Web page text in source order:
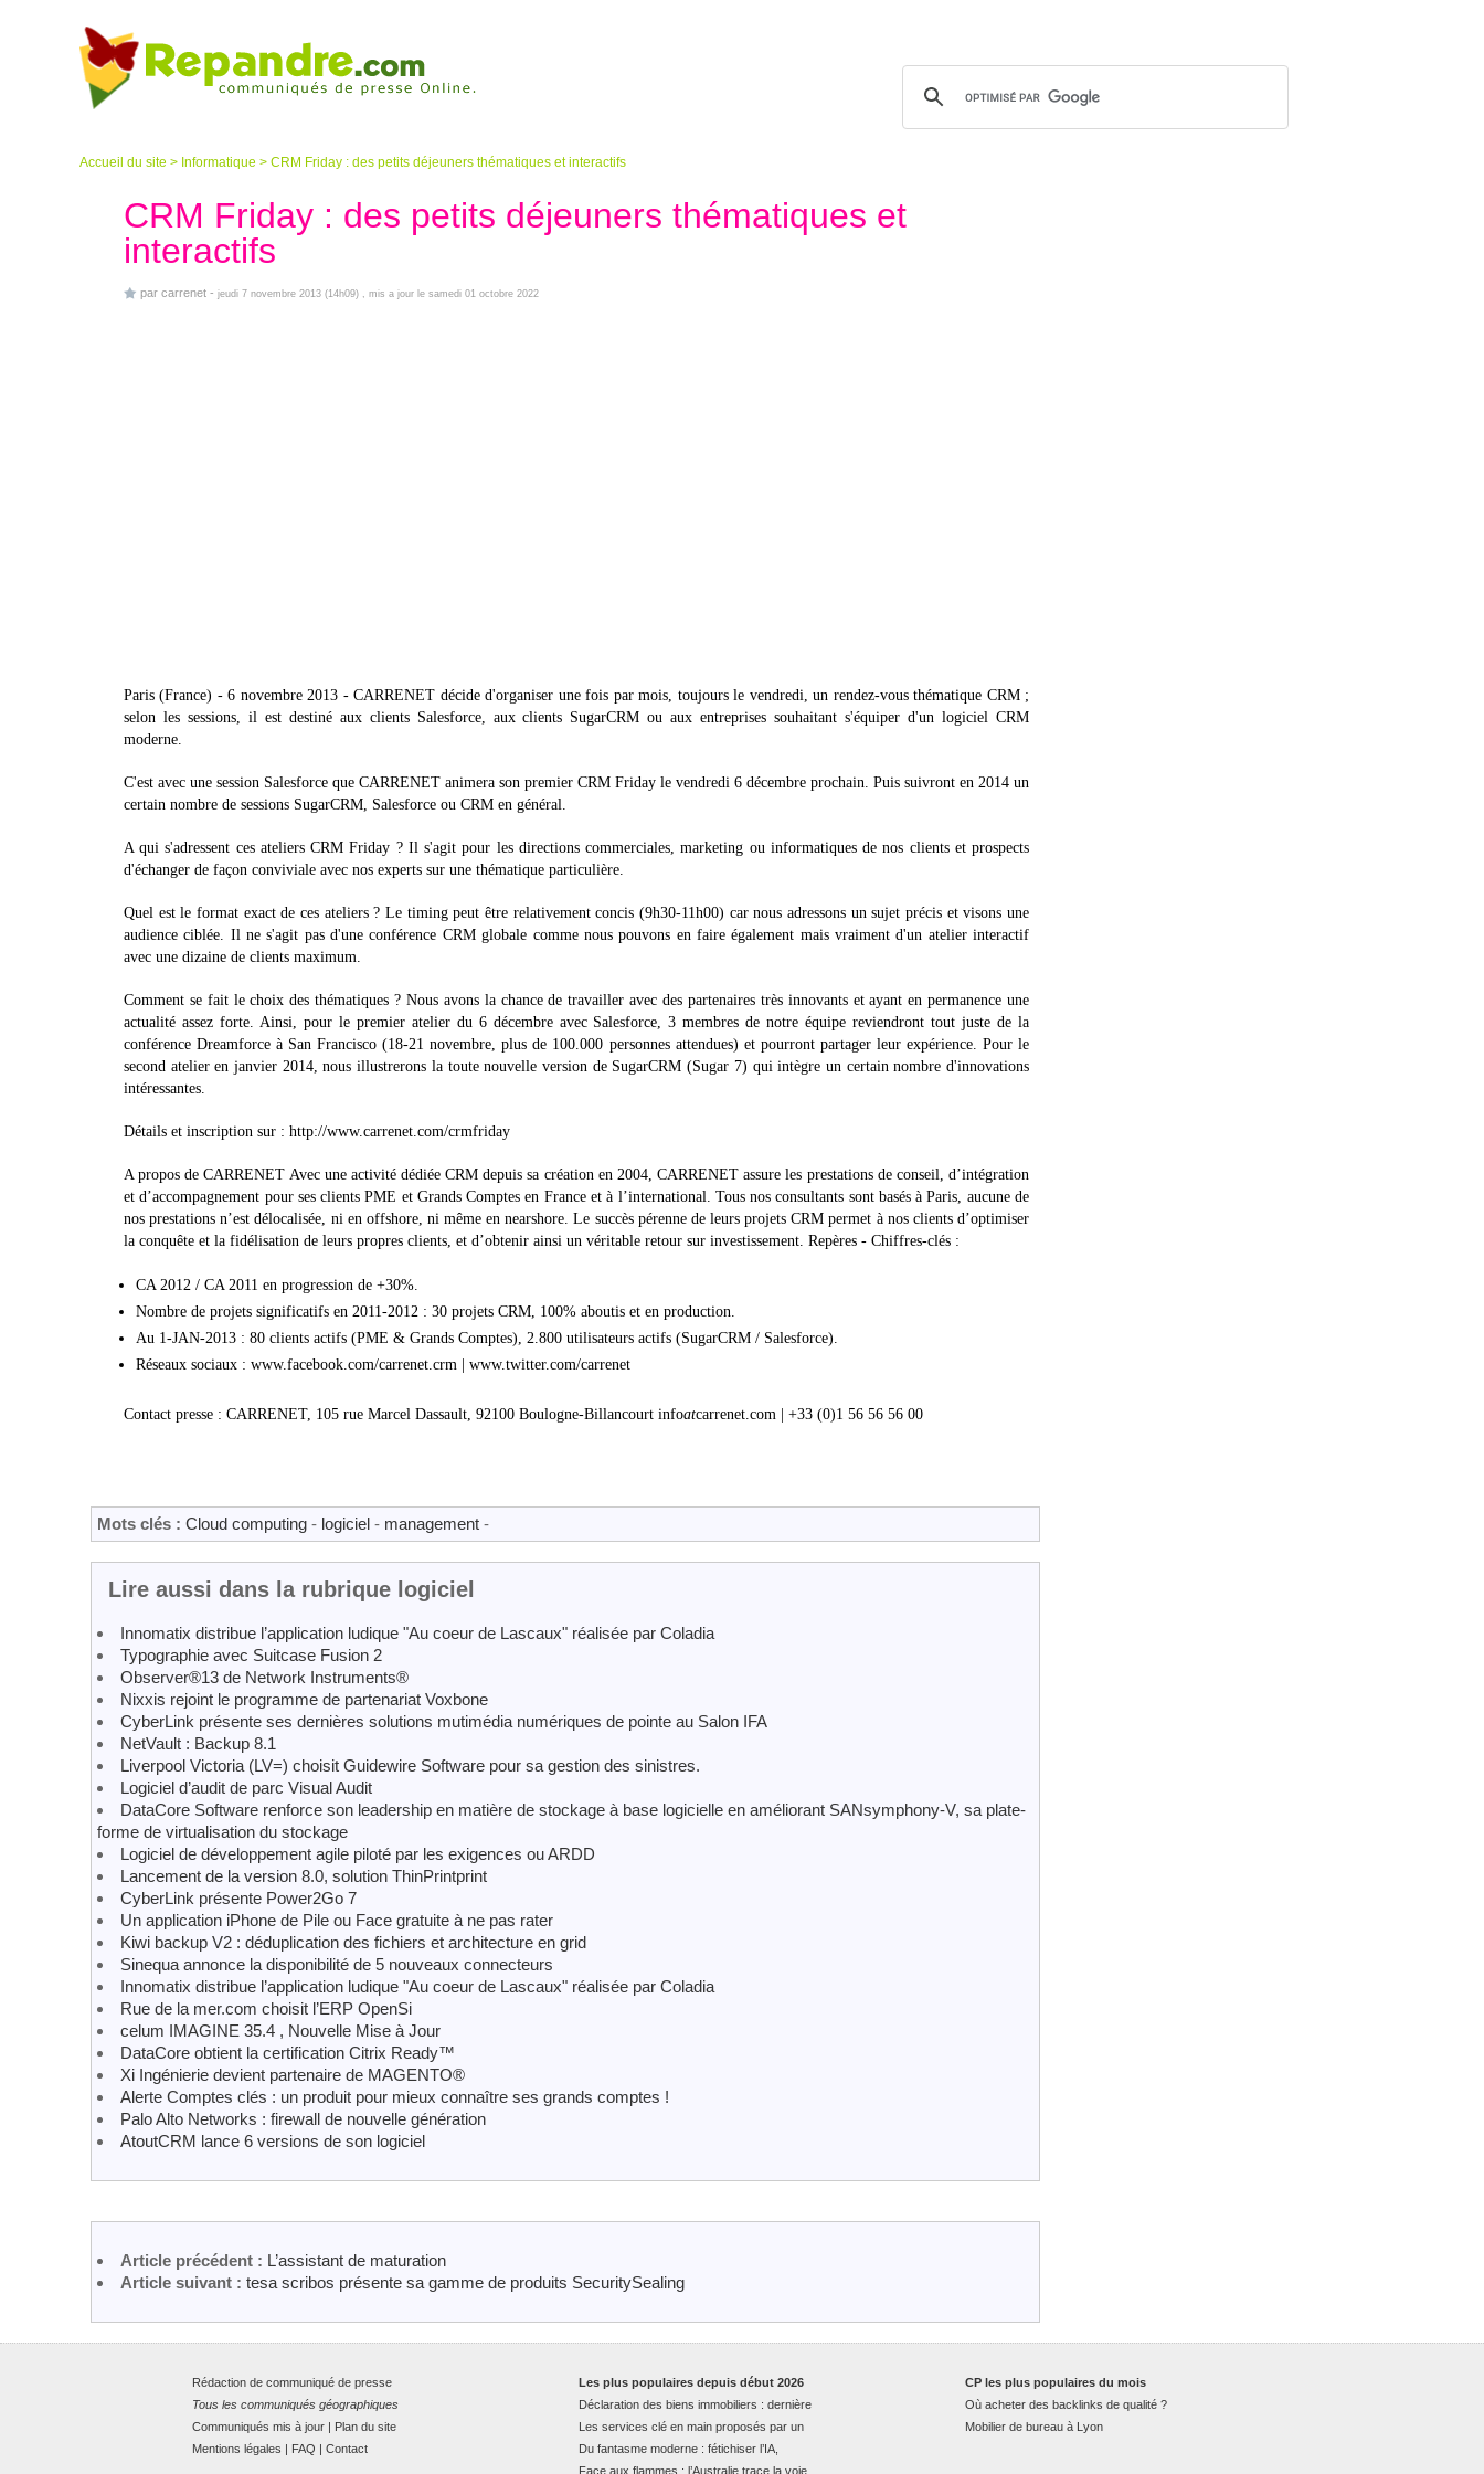
Accueil du site > Informatique > CRM Friday : des petits déjeuners thématiques et interactifs
CRM Friday : des petits déjeuners thématiques et
interactifs
par carrenet - jeudi 7 novembre 2013 (14h09) , mis a jour le samedi 01 octobre 2022
Paris (France) - 6 novembre 2013 - CARRENET décide d'organiser une fois par mois, toujours le vendredi, un rendez-vous thématique CRM ;
selon les sessions, il est destiné aux clients Salesforce, aux clients SugarCRM ou aux entreprises souhaitant s'équiper d'un logiciel CRM
moderne.
C'est avec une session Salesforce que CARRENET animera son premier CRM Friday le vendredi 6 décembre prochain. Puis suivront en 2014 un
certain nombre de sessions SugarCRM, Salesforce ou CRM en général.
A qui s'adressent ces ateliers CRM Friday ? Il s'agit pour les directions commerciales, marketing ou informatiques de nos clients et prospects
d'échanger de façon conviviale avec nos experts sur une thématique particulière.
Quel est le format exact de ces ateliers ? Le timing peut être relativement concis (9h30-11h00) car nous adressons un sujet précis et visons une
audience ciblée. Il ne s'agit pas d'une conférence CRM globale comme nous pouvons en faire également mais vraiment d'un atelier interactif
avec une dizaine de clients maximum.
Comment se fait le choix des thématiques ? Nous avons la chance de travailler avec des partenaires très innovants et ayant en permanence une
actualité assez forte. Ainsi, pour le premier atelier du 6 décembre avec Salesforce, 3 membres de notre équipe reviendront tout juste de la
conférence Dreamforce à San Francisco (18-21 novembre, plus de 100.000 personnes attendues) et pourront partager leur expérience. Pour le
second atelier en janvier 2014, nous illustrerons la toute nouvelle version de SugarCRM (Sugar 7) qui intègre un certain nombre d'innovations
intéressantes.
Détails et inscription sur : http://www.carrenet.com/crmfriday
A propos de CARRENET Avec une activité dédiée CRM depuis sa création en 2004, CARRENET assure les prestations de conseil, d’intégration
et d’accompagnement pour ses clients PME et Grands Comptes en France et à l’international. Tous nos consultants sont basés à Paris, aucune de
nos prestations n’est délocalisée, ni en offshore, ni même en nearshore. Le succès pérenne de leurs projets CRM permet à nos clients d’optimiser
la conquête et la fidélisation de leurs propres clients, et d’obtenir ainsi un véritable retour sur investissement. Repères - Chiffres-clés :
CA 2012 / CA 2011 en progression de +30%.
Nombre de projets significatifs en 2011-2012 : 30 projets CRM, 100% aboutis et en production.
Au 1-JAN-2013 : 80 clients actifs (PME & Grands Comptes), 2.800 utilisateurs actifs (SugarCRM / Salesforce).
Réseaux sociaux : www.facebook.com/carrenet.crm | www.twitter.com/carrenet
Contact presse : CARRENET, 105 rue Marcel Dassault, 92100 Boulogne-Billancourt infoatcarrenet.com | +33 (0)1 56 56 56 00
Mots clés : Cloud computing - logiciel - management -
Lire aussi dans la rubrique logiciel
Innomatix distribue l’application ludique "Au coeur de Lascaux" réalisée par Coladia
Typographie avec Suitcase Fusion 2
Observer®13 de Network Instruments®
Nixxis rejoint le programme de partenariat Voxbone
CyberLink présente ses dernières solutions mutimédia numériques de pointe au Salon IFA
NetVault : Backup 8.1
Liverpool Victoria (LV=) choisit Guidewire Software pour sa gestion des sinistres.
Logiciel d’audit de parc Visual Audit
DataCore Software renforce son leadership en matière de stockage à base logicielle en améliorant SANsymphony-V, sa plate-
forme de virtualisation du stockage
Logiciel de développement agile piloté par les exigences ou ARDD
Lancement de la version 8.0, solution ThinPrintprint
CyberLink présente Power2Go 7
Un application iPhone de Pile ou Face gratuite à ne pas rater
Kiwi backup V2 : déduplication des fichiers et architecture en grid
Sinequa annonce la disponibilité de 5 nouveaux connecteurs
Innomatix distribue l’application ludique "Au coeur de Lascaux" réalisée par Coladia
Rue de la mer.com choisit l’ERP OpenSi
celum IMAGINE 35.4 , Nouvelle Mise à Jour
DataCore obtient la certification Citrix Ready™
Xi Ingénierie devient partenaire de MAGENTO®
Alerte Comptes clés : un produit pour mieux connaître ses grands comptes !
Palo Alto Networks : firewall de nouvelle génération
AtoutCRM lance 6 versions de son logiciel
Article précédent : L’assistant de maturation
Article suivant : tesa scribos présente sa gamme de produits SecuritySealing
Rédaction de communiqué de presse
Tous les communiqués géographiques
Communiqués mis à jour
Plan du site
Mentions légales
FAQ Contact
CP les plus populaires du mois
Où acheter des backlinks de qualité ?
Mobilier de bureau à Lyon
Les plus populaires depuis début 2026
Déclaration des biens immobiliers : dernière
Les services clé en main proposés par un
Du fantasme moderne : fétichiser l’IA,
Face aux flammes : l’Australie trace la voie